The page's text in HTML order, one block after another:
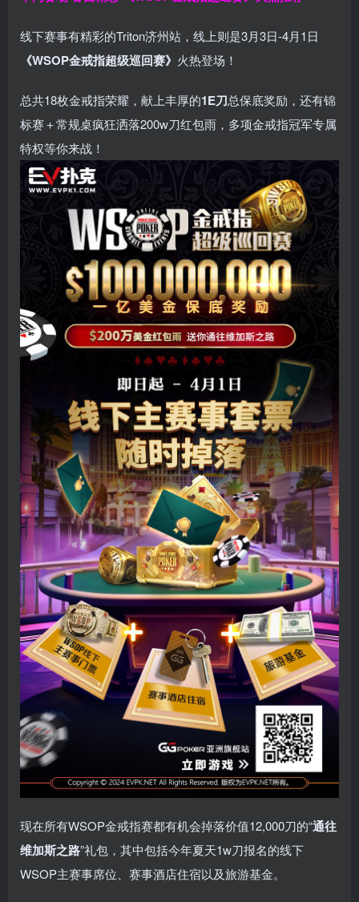
线下赛事有精彩的Triton济州站，线上则是3月3日-4月1日
《WSOP金戒指超级巡回赛》 火热登场！
总共18枚金戒指荣耀，献上丰厚的1E刀总保底奖励，还有锦
标赛＋常规桌疯狂洒落200w刀红包雨，多项金戒指冠军专属
特权等你来战！
现在所有WSOP金戒指赛都有机会掉落价值12,000刀的“通往
维加斯之路”礼包，其中包括今年夏天1w刀报名的线下
WSOP主赛事席位、赛事酒店住宿以及旅游基金。